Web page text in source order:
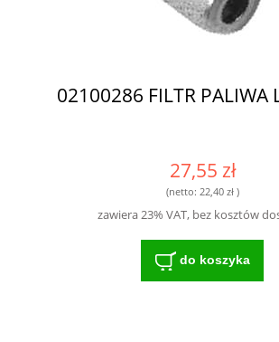
02100286 FILTR PALIWA
27,55 zł
(netto: 22,40 zł)
zawiera 23% VAT, bez kosztów
do koszyka